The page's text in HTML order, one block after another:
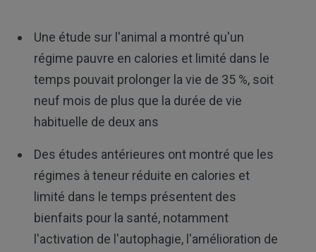
Une étude sur l'animal a montré qu'un
régime pauvre en calories et limité dans le
temps pouvait prolonger la vie de 35 %, soit
neuf mois de plus que la durée de vie
habituelle de deux ans
Des études antérieures ont montré que les
régimes à teneur réduite en calories et
limité dans le temps présentent des
bienfaits pour la santé, notamment
l'activation de l'autophagie, l'amélioration de